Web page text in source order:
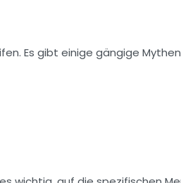
Es gibt einige gängige